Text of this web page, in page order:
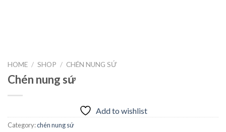
HOME / SHOP / CHÉN NUNG SỨ
Chén nung sứ
Add to wishlist
Category:chén nung sứ